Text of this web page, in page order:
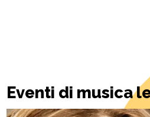
Eventi di musica